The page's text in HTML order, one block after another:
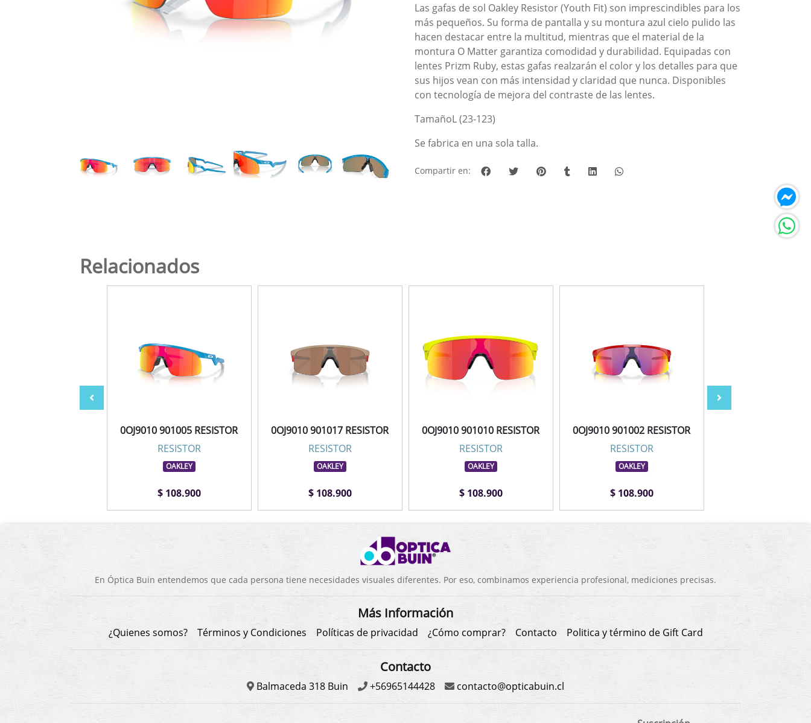
Las gafas de sol Oakley Resistor (Youth Fit) son imprescindibles para los
más pequeños. Su forma de pantalla y su montura azul cielo pulido las
hacen destacar entre la multitud, mientras que el material de la
montura O Matter garantiza comodidad y durabilidad. Equipadas con
lentes Prizm Ruby, estas gafas realzarán el color y los detalles para que
sus hijos vean con más intensidad y claridad que nunca. Disponibles
con tecnología de mejora del contraste de las lentes.
TamañoL (23-123)
Se fabrica en una sola talla.
Compartir en:
Relacionados
0OJ9010 901005 RESISTOR
RESISTOR
OAKLEY
$ 108.900
0OJ9010 901017 RESISTOR
RESISTOR
OAKLEY
$ 108.900
0OJ9010 901010 RESISTOR
RESISTOR
OAKLEY
$ 108.900
0OJ9010 901002 RESISTOR
RESISTOR
OAKLEY
$ 108.900
En Óptica Buin entendemos que cada persona tiene necesidades visuales diferentes. Por eso, combinamos experiencia profesional, mediciones precisas.
Más Información
¿Quienes somos? Términos y Condiciones Políticas de privacidad ¿Cómo comprar? Contacto Politica y término de Gift Card
Contacto
Balmaceda 318 Buin +56965144428 contacto@opticabuin.cl